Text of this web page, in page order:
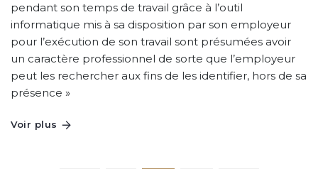
pendant son temps de travail grâce à l’outil
informatique mis à sa disposition par son employeur
pour l’exécution de son travail sont présumées avoir
un caractère professionnel de sorte que l’employeur
peut les rechercher aux fins de les identifier, hors de sa
présence »
Voir plus